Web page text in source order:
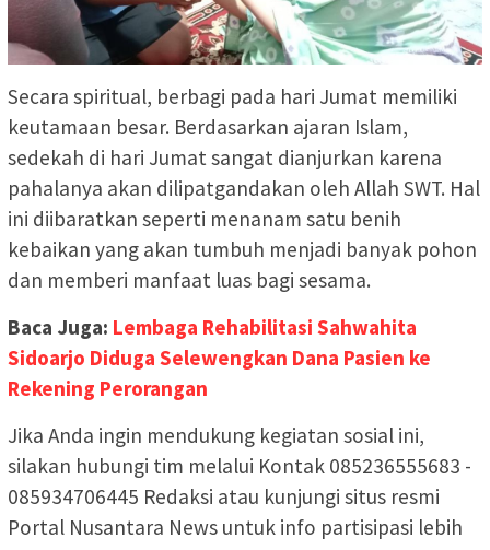
Secara spiritual, berbagi pada hari Jumat memiliki
keutamaan besar. Berdasarkan ajaran Islam,
sedekah di hari Jumat sangat dianjurkan karena
pahalanya akan dilipatgandakan oleh Allah SWT. Hal
ini diibaratkan seperti menanam satu benih
kebaikan yang akan tumbuh menjadi banyak pohon
dan memberi manfaat luas bagi sesama.
Baca Juga: Lembaga Rehabilitasi Sahwahita
Sidoarjo Diduga Selewengkan Dana Pasien ke
Rekening Perorangan
Jika Anda ingin mendukung kegiatan sosial ini,
silakan hubungi tim melalui Kontak 085236555683 -
085934706445 Redaksi atau kunjungi situs resmi
Portal Nusantara News untuk info partisipasi lebih